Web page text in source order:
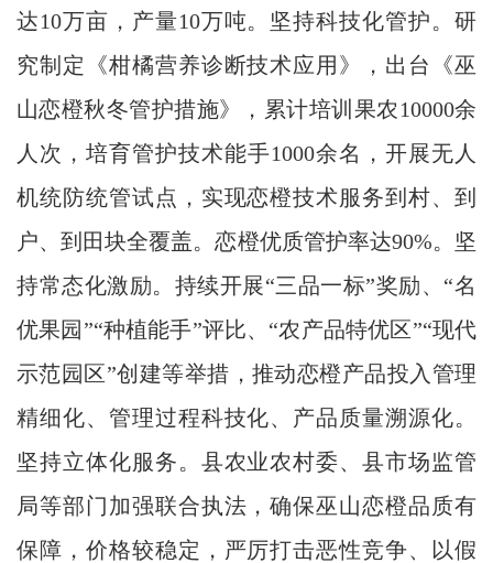
达10万亩，产量10万吨。坚持科技化管护。研
究制定《柑橘营养诊断技术应用》，出台《巫
山恋橙秋冬管护措施》，累计培训果农10000余
人次，培育管护技术能手1000余名，开展无人
机统防统管试点，实现恋橙技术服务到村、到
户、到田块全覆盖。恋橙优质管护率达90%。坚
持常态化激励。持续开展“三品一标”奖励、“名
优果园”“种植能手”评比、“农产品特优区”“现代
示范园区”创建等举措，推动恋橙产品投入管理
精细化、管理过程科技化、产品质量溯源化。
坚持立体化服务。县农业农村委、县市场监管
局等部门加强联合执法，确保巫山恋橙品质有
保障，价格较稳定，严厉打击恶性竞争、以假